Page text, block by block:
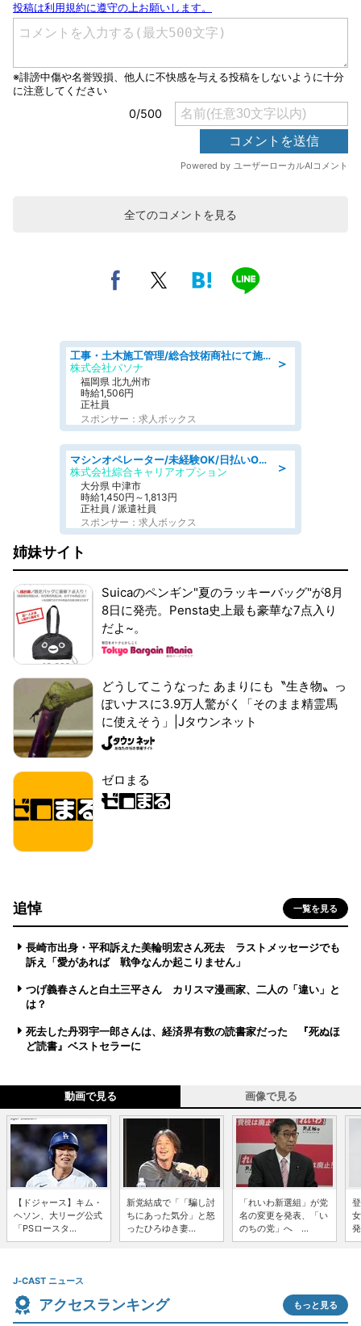
全てのコメントを見る
＞
工事・土木施工管理/総合技術商社にて施工管理のお仕事/即日勤務可/車通勤可/工事・土木施工管理/生産・品質管理
株式会社パソナ
福岡県 北九州市
時給1,506円
正社員
スポンサー：求人ボックス
＞
マシンオペレーター/未経験OK/日払いOK/交替制/20・30・40代活躍中/製造 工場
株式会社綜合キャリアオプション
大分県 中津市
時給1,450円～1,813円
正社員 / 派遣社員
スポンサー：求人ボックス
姉妹サイト
Suicaのペンギン"夏のラッキーバッグ"が8月
8日に発売。Pensta史上最も豪華な7点入り
だよ~。
どうしてこうなった あまりにも〝生き物〟っ
ぽいナスに3.9万人驚がく「そのまま精霊馬
に使えそう」|Jタウンネット
ゼロまる
追悼 一覧を見る
長崎市出身・平和訴えた美輪明宏さん死去 ラストメッセージでも
訴え「愛があれば 戦争なんか起こりません」
つげ義春さんと白土三平さん カリスマ漫画家、二人の「違い」と
は？
死去した丹羽宇一郎さんは、経済界有数の読書家だった 『死ぬほ
ど読書』ベストセラーに
動画で見る 画像で見る
【ドジャース】キム・
ヘソン、大リーグ公式
「PSロースタ...
新党結成で「「騙し討
ちにあった気分」と怒
ったひろゆき妻...
「れいわ新選組」が党
名の変更を発表、「い
のちの党」へ ...
J-CAST ニュース
アクセスランキング もっと見る